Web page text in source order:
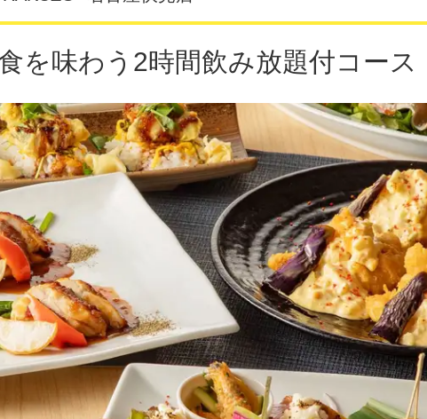
を味わう2時間飲み放題付コース